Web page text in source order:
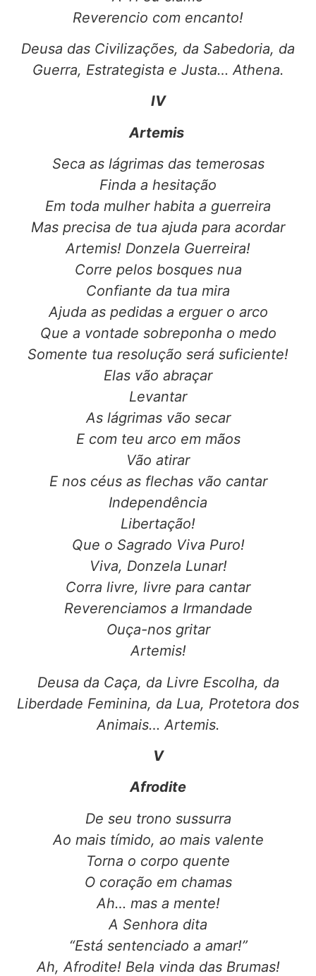
Reverencio com encanto!
Deusa das Civilizações, da Sabedoria, da
Guerra, Estrategista e Justa… Athena.
IV
Artemis
Seca as lágrimas das temerosas
Finda a hesitação
Em toda mulher habita a guerreira
Mas precisa de tua ajuda para acordar
Artemis! Donzela Guerreira!
Corre pelos bosques nua
Confiante da tua mira
Ajuda as pedidas a erguer o arco
Que a vontade sobreponha o medo
Somente tua resolução será suficiente!
Elas vão abraçar
Levantar
As lágrimas vão secar
E com teu arco em mãos
Vão atirar
E nos céus as flechas vão cantar
Independência
Libertação!
Que o Sagrado Viva Puro!
Viva, Donzela Lunar!
Corra livre, livre para cantar
Reverenciamos a Irmandade
Ouça-nos gritar
Artemis!
Deusa da Caça, da Livre Escolha, da
Liberdade Feminina, da Lua, Protetora dos
Animais… Artemis.
V
Afrodite
De seu trono sussurra
Ao mais tímido, ao mais valente
Torna o corpo quente
O coração em chamas
Ah… mas a mente!
A Senhora dita
“Está sentenciado a amar!”
Ah, Afrodite! Bela vinda das Brumas!